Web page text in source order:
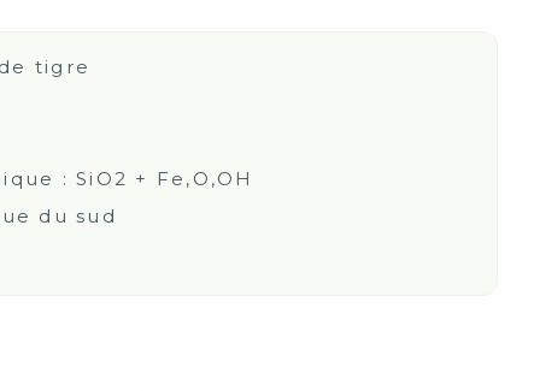
tigre
: SiO2 + Fe,O,OH
du sud